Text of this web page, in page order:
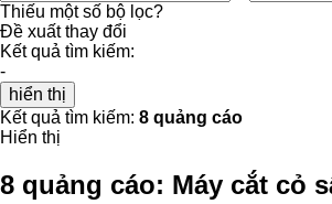
Thiếu một số bộ lọc?
Đề xuất thay đổi
Kết quả tìm kiếm:
-
hiển thị
Kết quả tìm kiếm: 8 quảng cáo
Hiển thị
8 quảng cáo: Máy cắt cỏ